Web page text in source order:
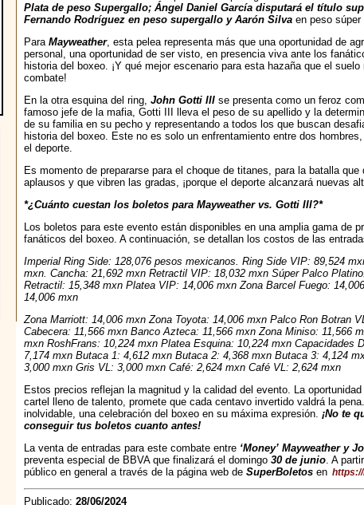
Plata de peso Supergallo; Ángel Daniel García disputará el título
Fernando Rodríguez en peso supergallo y Aarón Silva en peso
Para Mayweather, esta pelea representa más que una oportunidad de
personal, una oportunidad de ser visto, en presencia viva ante los
historia del boxeo. ¡Y qué mejor escenario para esta hazaña que el
combate!
En la otra esquina del ring, John Gotti III se presenta como un feroz
famoso jefe de la mafia, Gotti III lleva el peso de su apellido y la
de su familia en su pecho y representando a todos los que buscan
historia del boxeo. Este no es solo un enfrentamiento entre dos
el deporte.
Es momento de prepararse para el choque de titanes, para la batalla
aplausos y que vibren las gradas, ¡porque el deporte alcanzará nuevas
*¿Cuánto cuestan los boletos para Mayweather vs. Gotti III?*
Los boletos para este evento están disponibles en una amplia gama de
fanáticos del boxeo. A continuación, se detallan los costos de las
Imperial Ring Side: 128,076 pesos mexicanos. Ring Side VIP: 89,524
mxn. Cancha: 21,692 mxn Retractil VIP: 18,032 mxn Súper Palco
Retractil: 15,348 mxn Platea VIP: 14,006 mxn Zona Barcel Fuego:
14,006 mxn
Zona Marriott: 14,006 mxn Zona Toyota: 14,006 mxn Palco Ron Botran
Cabecera: 11,566 mxn Banco Azteca: 11,566 mxn Zona Miniso: 11,566
mxn RoshFrans: 10,224 mxn Platea Esquina: 10,224 mxn Capacidades
7,174 mxn Butaca 1: 4,612 mxn Butaca 2: 4,368 mxn Butaca 3: 4,124
3,000 mxn Gris VL: 3,000 mxn Café: 2,624 mxn Café VL: 2,624 mxn
Estos precios reflejan la magnitud y la calidad del evento. La
cartel lleno de talento, promete que cada centavo invertido valdrá la
inolvidable, una celebración del boxeo en su máxima expresión. ¡No te
conseguir tus boletos cuanto antes!
La venta de entradas para este combate entre ‘Money’ Mayweather y
preventa especial de BBVA que finalizará el domingo 30 de junio. A
público en general a través de la página web de SuperBoletos en
Publicado: 28/06/2024